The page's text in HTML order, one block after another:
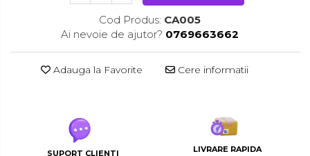
Cod Produs: CA005
Ai nevoie de ajutor? 0769663662
Adauga la Favorite Cere informatii
SUPORT CLIENTI LIVRARE RAPIDA